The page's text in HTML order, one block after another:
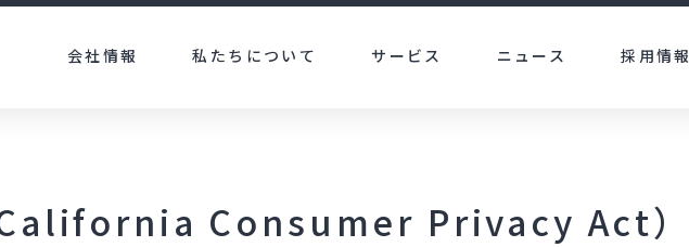
会社情報 私たちについて サービス ニュース 採用情報
California Consumer Privacy Act）